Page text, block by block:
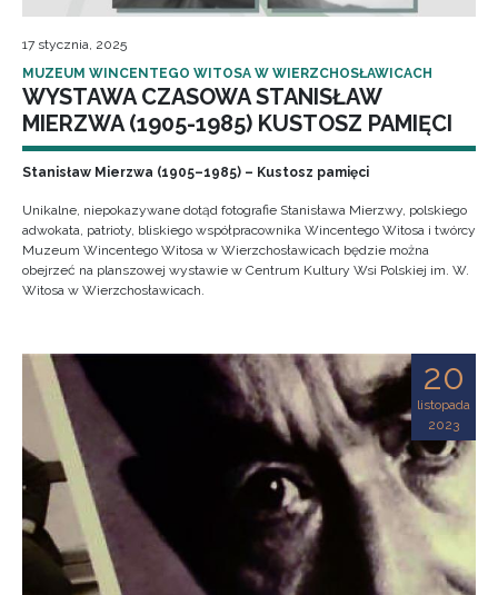
17 stycznia, 2025
MUZEUM WINCENTEGO WITOSA W WIERZCHOSŁAWICACH
WYSTAWA CZASOWA STANISŁAW
MIERZWA (1905-1985) KUSTOSZ PAMIĘCI
Stanisław Mierzwa (1905–1985) – Kustosz pamięci
Unikalne, niepokazywane dotąd fotografie Stanisława Mierzwy, polskiego
adwokata, patrioty, bliskiego współpracownika Wincentego Witosa i twórcy
Muzeum Wincentego Witosa w Wierzchosławicach będzie można
obejrzeć na planszowej wystawie w Centrum Kultury Wsi Polskiej im. W.
Witosa w Wierzchosławicach.
20
listopada
2023